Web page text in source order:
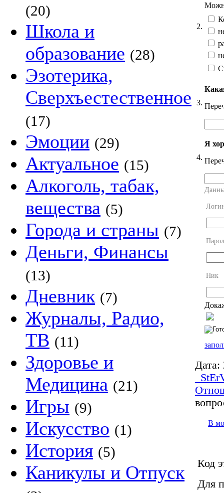
(20)
Школа и
образование (28)
Эзотерика,
Сверхъестественное
(17)
Эмоции (29)
Актуальное (15)
Алкоголь, табак,
вещества (5)
Города и страны (7)
Деньги, Финансы
(13)
Дневник (7)
Журналы, Радио,
ТВ (11)
Здоровье и
Медицина (21)
Игры (9)
Искусство (1)
История (5)
Каникулы и Отпуск
2.
3.
4.
Я
Ник
Дата:
В
Код
Для